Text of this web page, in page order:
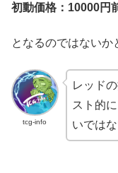
初動価格：10000円
となるのではないか
tcg-info
レッド
スト的
いでは